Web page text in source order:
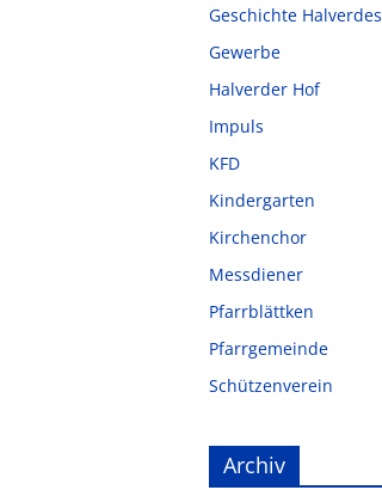
Geschichte Halverdes
Gewerbe
Halverder Hof
Impuls
KFD
Kindergarten
Kirchenchor
Messdiener
Pfarrblättken
Pfarrgemeinde
Schützenverein
Archiv